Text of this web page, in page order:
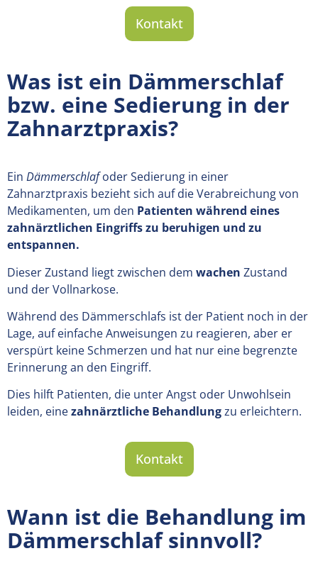
Kontakt
Was ist ein Dämmerschlaf
bzw. eine Sedierung in der
Zahnarztpraxis?
Ein Dämmerschlafoder Sedierung in einer
Zahnarztpraxis bezieht sich auf die Verabreichung von
Medikamenten, um den Patienten während eines
zahnärztlichen Eingriffs zu beruhigen und zu
entspannen.
Dieser Zustand liegt zwischen dem wachen Zustand
und der Vollnarkose.
Während des Dämmerschlafs ist der Patient noch in der
Lage, auf einfache Anweisungen zu reagieren, aber er
verspürt keine Schmerzen und hat nur eine begrenzte
Erinnerung an den Eingriff.
Dies hilft Patienten, die unter Angst oder Unwohlsein
leiden, einezahnärztliche Behandlungzu erleichtern.
Kontakt
Wann ist die Behandlung im
Dämmerschlaf sinnvoll?